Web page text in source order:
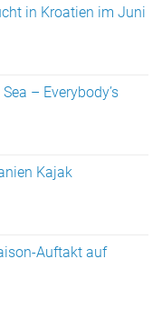
in Kroatien im Juni
– Everybody’s
Kajak
Auftakt auf